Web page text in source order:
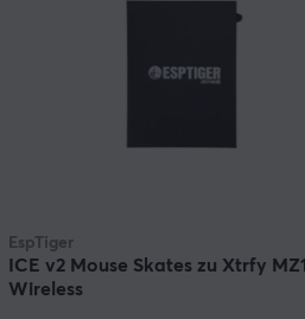
EspTiger
ICE v2 Mouse Skates zu Xtrfy MZ1
Wireless